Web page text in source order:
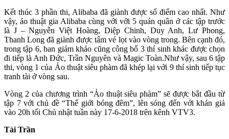
Kết thúc 3 phần thi, Alibaba đã giành được số điểm cao nhất. Như
vậy, ảo thuật gia Alibaba cùng với với 5 quán quân ở các tập trước
là J – Nguyễn Việt Hoàng, Diệp Chinh, Duy Anh, Lư Phong,
Thanh Long đã giành được tấm vé lọt vào vòng trong. Bên cạnh đó,
trong tập 6, ban giám khảo cũng công bố 3 thí sinh khác được chọn
đi tiếp là Anh Đức, Trần Nguyên và Magic Toàn.Như vậy, sau 6 tập
thi, vòng 1 của Ảo thuật siêu phàm đã khép lại với 9 thí sinh tiếp tục
tranh tài ở vòng sau.
Vòng 2 của chương trình “Ảo thuật siêu phàm” sẽ được bắt đầu từ
tập 7 với chủ đề “Thế giới bóng đêm”, lên sóng đến với khán giả
vào 20h tối Chủ nhật tuần này 17-6-2018 trên kênh VTV3.
Tài Trần